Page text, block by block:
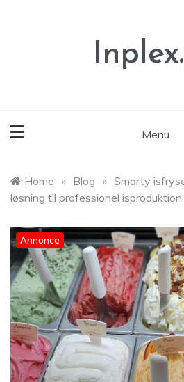
Menu
Home » Blog » Smarty
løsning til professionel isproduktion
Annonce